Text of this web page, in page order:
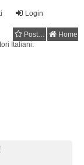
Login
Posts toplist Home